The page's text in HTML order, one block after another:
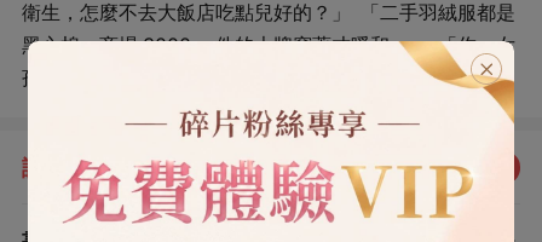
衛生，怎麼不去大飯店吃點兒好的？」 「二手羽絨服都是
黑心棉，商場 3000 一件的大牌穿著才暖和。」 「你一女
孩子獨自在外要吃好穿好，千萬別虧待了自己。不然媽媽
會心疼的。」 我捂住疼到痙攣的肚子，穿著玩偶服蹲在雪
地上生氣地掛斷電話：「難道這些我不知道嗎？你不給我
打錢，我怎麼吃好的穿好的？」 別說給我加生活費了，就
連每月的 200 元都要找借口一拖再拖。 我媽委屈極了，轉
評分：5.0 點我評分